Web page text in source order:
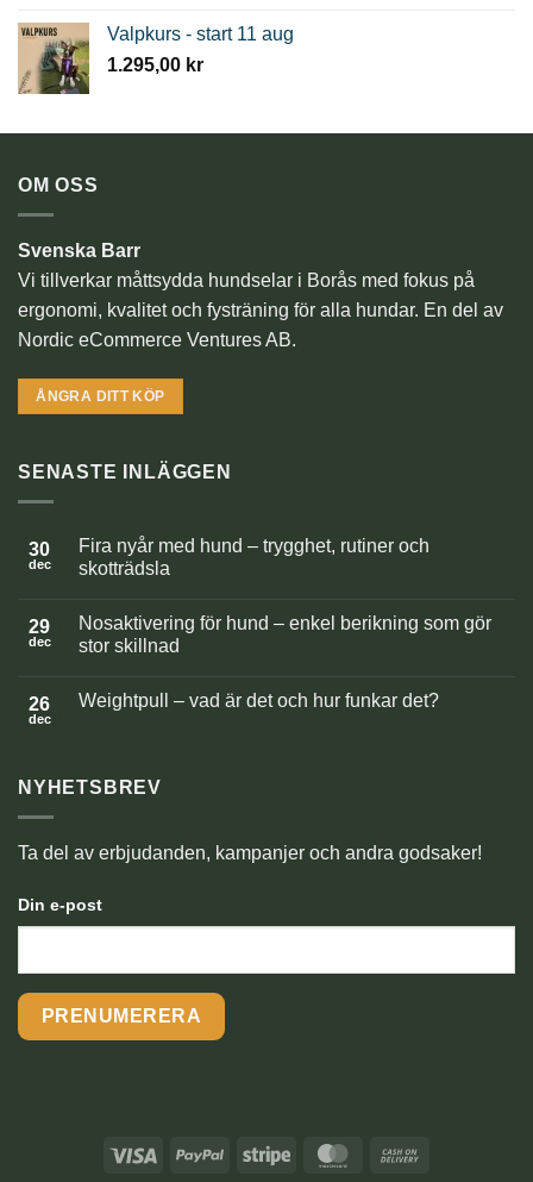
Valpkurs - start 11 aug
1.295,00 kr
OM OSS
Svenska Barr
Vi tillverkar måttsydda hundselar i Borås med fokus på
ergonomi, kvalitet och fysträning för alla hundar. En del av
Nordic eCommerce Ventures AB.
ÅNGRA DITT KÖP
SENASTE INLÄGGEN
30
dec
Fira nyår med hund – trygghet, rutiner och
skotträdsla
till
Fira
nyår
–
trygghet,
29
dec
Nosaktivering för hund – enkel berikning som gör
stor skillnad
till
Nosaktivering
enkel
berikning
skillnad
26
dec
Weightpull – vad är det och hur funkar det?
–
och
hur
NYHETSBREV
Ta del av erbjudanden, kampanjer och andra godsaker!
Din e-post
Visa PayPal Stripe MasterCard